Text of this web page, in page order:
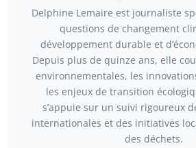
Delphine Lemaire est journaliste
questions de changement
développement durable et
Depuis plus de quinze ans, elle
environnementales, les
les enjeux de transition
s’appuie sur un suivi rigoureux
internationales et des initiatives
des déchets.